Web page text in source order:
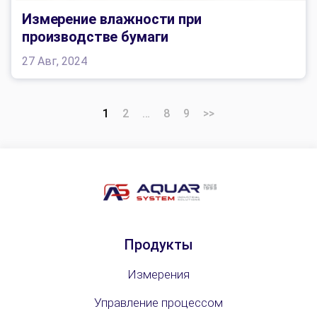
27 Авг, 2024
Измерение влажности при
производстве бумаги
1 2 … 8 9 >>
Продукты
Измерения
Управление процессом